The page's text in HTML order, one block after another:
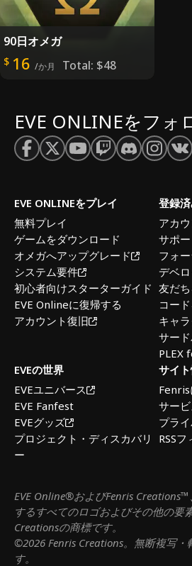
90日オメガ
$ 16 /か月 Total: $48
EVE ONLINEをフォ
EVE ONLINEをプレイ
無料プレイ
ゲームをダウンロード
オメガへアップグレード
システム要件
初心者向けスターターガイド
EVE Onlineに復帰する
アカウント復旧
登録
アカ
サポー
フォ
デベ
友だ
コー
キャ
サー
PLEX
EVEの世界
EVEユニバース
EVE Fanfest
EVEグッズ
プロジェクト・ディスカバリ
ー
サイ
Fenris
サー
プラ
RSSフ
EVE Online®およびFenris
するすべてのロゴおよびその他の要
Creationsの商標です。
©2026 Fenris Creations。無断複写・
す。